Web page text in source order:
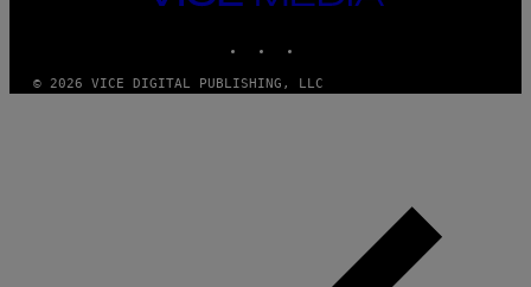
MEDIA
© 2026 VICE DIGITAL PUBLISHING, LLC